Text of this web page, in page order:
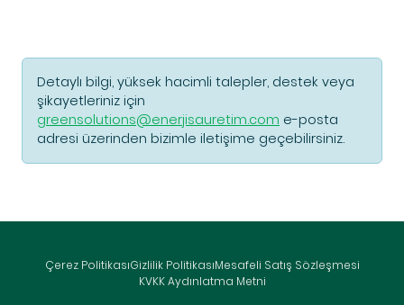
Detaylı bilgi, yüksek hacimli talepler, destek veya
şikayetleriniz için
greensolutions@enerjisauretim.com e-posta
adresi üzerinden bizimle iletişime geçebilirsiniz.
Çerez PolitikasıGizlilik PolitikasıMesafeli Satış Sözleşmesi
KVKK Aydınlatma Metni